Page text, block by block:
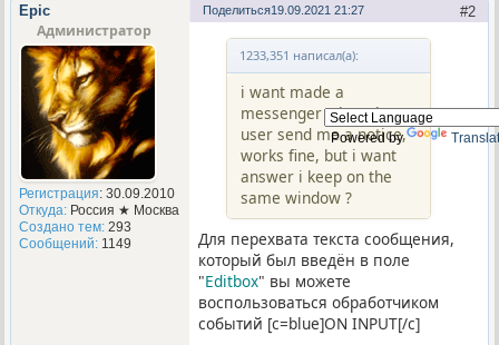
Powered by
Поделиться 2
19.09.2021 21:27
Epic
Администратор
Регистрация: 30.09.2010
Откуда:Россия ★ Москва
Создано тем:293
Сообщений:1149
1233,351 написал(а):
i want made a
messenger when the
user send me a notice,
works fine, but i want
answer i keep on the
same window ?
Для перехвата текста сообщения,
который был введён в поле
"Editbox" вы можете
воспользоваться обработчиком
событий [c=blue]ON INPUT[/c]